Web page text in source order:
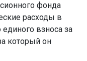
фонда
расходы в
взноса за
который он